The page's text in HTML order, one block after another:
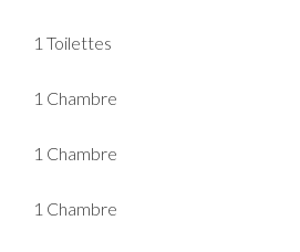
1 Toilettes
1 Chambre
1 Chambre
1 Chambre